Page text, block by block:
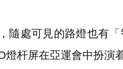
隨處可見的路燈也有
杆屏在亞運會中扮演